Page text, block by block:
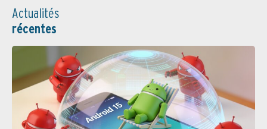
Actualités
récentes